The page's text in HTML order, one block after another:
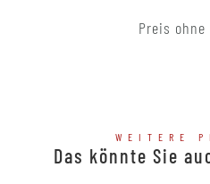
Preis ohne
WEITERE
Das könnte Sie